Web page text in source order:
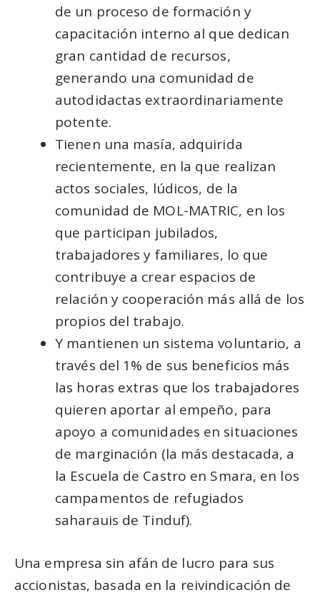
de un proceso de formación y
capacitación interno al que dedican
gran cantidad de recursos,
generando una comunidad de
autodidactas extraordinariamente
potente.
Tienen una masía, adquirida
recientemente, en la que realizan
actos sociales, lúdicos, de la
comunidad de MOL-MATRIC, en los
que participan jubilados,
trabajadores y familiares, lo que
contribuye a crear espacios de
relación y cooperación más allá de los
propios del trabajo.
Y mantienen un sistema voluntario, a
través del 1% de sus beneficios más
las horas extras que los trabajadores
quieren aportar al empeño, para
apoyo a comunidades en situaciones
de marginación (la más destacada, a
la Escuela de Castro en Smara, en los
campamentos de refugiados
saharauis de Tinduf).
Una empresa sin afán de lucro para sus
accionistas, basada en la reivindicación de